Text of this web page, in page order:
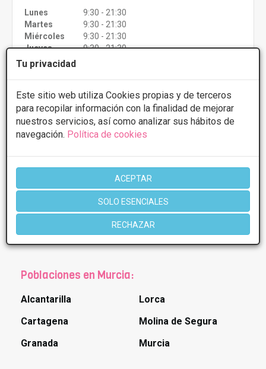
Tu privacidad
Este sitio web utiliza Cookies propias y de terceros
para recopilar información con la finalidad de mejorar
nuestros servicios, así como analizar sus hábitos de
navegación. Política de cookies
ACEPTAR
SOLO ESENCIALES
RECHAZAR
Lunes
9:30 - 21:30
Martes
9:30 - 21:30
Miércoles
9:30 - 21:30
Jueves
9:30 - 21:30
Viernes
Sábado
Más información
1 de 1
* Información orientativa, el descuento puede variar en función del
tratamiento y centro elegidos. Consulte los centros para conocer las
ofertas y descuentos que ofrecen.
Poblaciones en Murcia:
Alcantarilla
Cartagena
Granada
Lorca
Molina de Segura
Murcia